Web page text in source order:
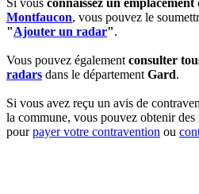
Si vous connaissez un
Montfaucon, vous pouvez le
"Ajouter un radar".
Vous pouvez égalementconsulter
radars dans le départementGard.
Si vous avez reçu un avis de
la commune, vous pouvez obtenir
pourpayer votre contravention ou